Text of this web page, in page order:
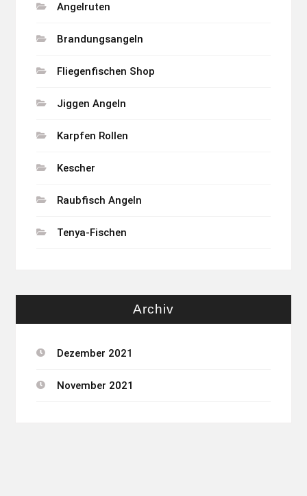
Angelruten
Brandungsangeln
Fliegenfischen Shop
Jiggen Angeln
Karpfen Rollen
Kescher
Raubfisch Angeln
Tenya-Fischen
Archiv
Dezember 2021
November 2021